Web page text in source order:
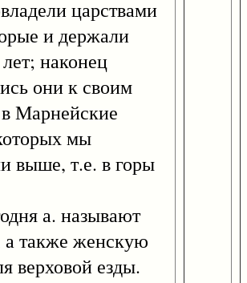
царствами
и держали
наконец
они к своим
Марнейские
мы
выше, т.е. в горы
а. называют
а также женскую
верховой езды.